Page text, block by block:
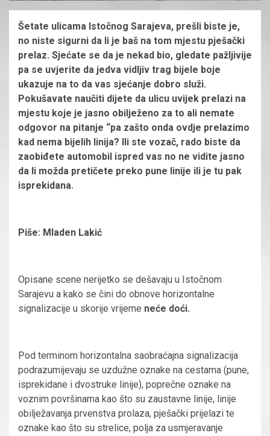
Šetate ulicama Istočnog Sarajeva, prešli biste je,
no niste sigurni da li je baš na tom mjestu pješački
prelaz. Sjećate se da je nekad bio, gledate pažljivije
pa se uvjerite da jedva vidljiv trag bijele boje
ukazuje na to da vas sjećanje dobro služi.
Pokušavate naučiti dijete da ulicu uvijek prelazi na
mjestu koje je jasno obilježeno za to ali nemate
odgovor na pitanje “pa zašto onda ovdje prelazimo
kad nema bijelih linija? Ili ste vozač, rado biste da
zaobiđete automobil ispred vas no ne vidite jasno
da li možda pretičete preko pune linije ili je tu pak
isprekidana.
Piše: Mladen Lakić
Opisane scene nerijetko se dešavaju u Istočnom
Sarajevu a kako se čini do obnove horizontalne
signalizacije u skorije vrijeme neće doći.
Pod terminom horizontalna saobraćajna signalizacija
podrazumijevaju se uzdužne oznake na cestama (pune,
isprekidane i dvostruke linije), poprečne oznake na
voznim površinama kao što su zaustavne linije, linije
obilježavanja prvenstva prolaza, pješački prijelazi te
oznake kao što su strelice, polja za usmjeravanje